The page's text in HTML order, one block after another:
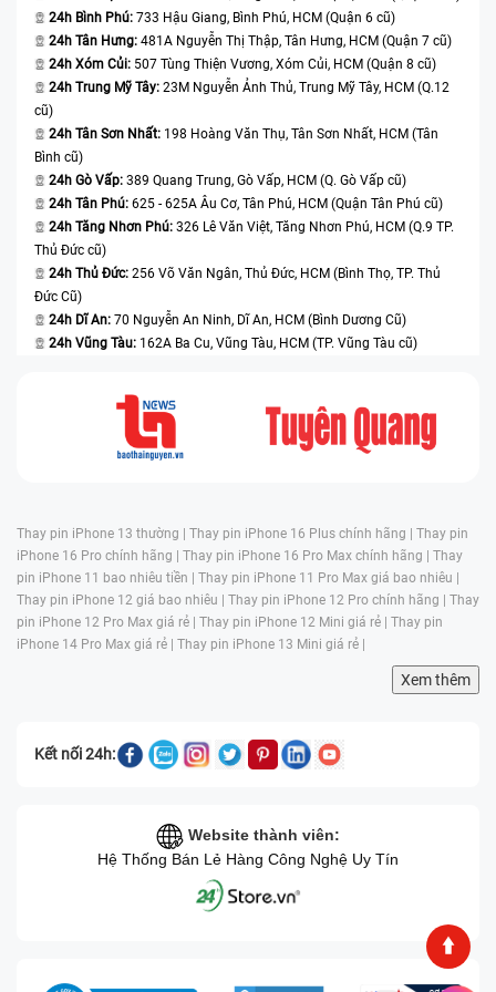
sửa chất lượng hiệu quả là điều cần thiết, tránh đi nhầm chỗ khiến
thiết bị đã hư hỏng càng bị hư hỏng nặng thêm.
Những cách tìm trung tâm uy tín là tham khảo bạn bè, người thân
hoặc tìm kiếm trung tâm chất lượng trên google, chú ý những nhận
xét đánh giá của khách hàng. Điều này giúp bạn có thể an tâm giao
máy sửa chữa và đảm bảo quá trình sửa chữa thuận lợi, nhanh
chóng, hiệu quả.
- Lưu ý thứ 2: Trong quá trình sửa bạn nên quan sát quá trực tiếp,
Kiểm tra linh kiện đảm bảo trung tâm làm việc minh bạch, không gian
lận không “luộc đồ”.
- Lưu ý thứ 3 : Hơn thế nữa, đừng quên nắm rõ chế độ bảo hành sau
khi sửa để có thể nhận hỗ trợ kịp thời nếu máy hư hỏng, trục trặc trở
- Lưu ý 4: Sau khi thay mặt kính điện thoại Samsung bạn nên sử dụng
Ưu điểm khi thay mặt kính Samsung Galaxy J7 Plus tại
Galaxy J7 Plus chính hãng 100%, xuất xứ rõ ràng, không sử dụng
hàng kém chất lượng. Đảm bảo thay mặt kính hoàn hảo sáng bóng,
vừa vặn đẹp đến từng milimet, hình ảnh hiển thị tốt.
+ Với đội ngũ kỹ thuật viên 15 năm kinh nghiệm, tay nghề cao,
chuyên môn cao, Bệnh Viện Điện Thoại, Laptop 24h đảm bảo trong
việc thay mặt kính Samsung được hiệu quả. Hơn thế nữa, Kỹ thuật
tinh thông thiết bị, vận hành máy móc chuyên nghiệp, luôn cập nhật
+ Thời gian thay mặt kính Samsung diễn ra nhanh chóng, chỉ trong
+ Độc quyền hỗ trợ hoàn tiền lại cho khách nếu trong thời gian 7 ngày
sau khi sửa khách không hài lòng về dịch vụ hay chất lượng, thái độ
24h Bình Phú: 733 Hậu Giang, Bình Phú, HCM (Quận 6 cũ)
24h Tân Hưng: 481A Nguyễn Thị Thập, Tân Hưng, HCM (Quận 7 cũ)
24h Xóm Củi: 507 Tùng Thiện Vương, Xóm Củi, HCM (Quận 8 cũ)
24h Trung Mỹ Tây: 23M Nguyễn Ảnh Thủ, Trung Mỹ Tây, HCM (Q.12
cũ)
24h Tân Sơn Nhất: 198 Hoàng Văn Thụ, Tân Sơn Nhất, HCM (Tân
Bình cũ)
24h Gò Vấp: 389 Quang Trung, Gò Vấp, HCM (Q. Gò Vấp cũ)
24h Tân Phú: 625 - 625A Âu Cơ, Tân Phú, HCM (Quận Tân Phú cũ)
24h Tăng Nhơn Phú: 326 Lê Văn Việt, Tăng Nhơn Phú, HCM (Q.9 TP.
Thủ Đức cũ)
24h Thủ Đức: 256 Võ Văn Ngân, Thủ Đức, HCM (Bình Thọ, TP. Thủ
Đức Cũ)
24h Dĩ An: 70 Nguyễn An Ninh, Dĩ An, HCM (Bình Dương Cũ)
24h Vũng Tàu: 162A Ba Cu, Vũng Tàu, HCM (TP. Vũng Tàu cũ)
Thay pin iPhone 13 thường | Thay pin iPhone 16 Plus chính hãng | Thay pin
iPhone 16 Pro chính hãng | Thay pin iPhone 16 Pro Max chính hãng | Thay
pin iPhone 11 bao nhiêu tiền | Thay pin iPhone 11 Pro Max giá bao nhiêu |
Thay pin iPhone 12 giá bao nhiêu | Thay pin iPhone 12 Pro chính hãng | Thay
pin iPhone 12 Pro Max giá rẻ | Thay pin iPhone 12 Mini giá rẻ | Thay pin
iPhone 14 Pro Max giá rẻ | Thay pin iPhone 13 Mini giá rẻ |
Xem thêm
Kết nối 24h:
Website thành viên:
Hệ Thống Bán Lẻ Hàng Công Nghệ Uy Tín